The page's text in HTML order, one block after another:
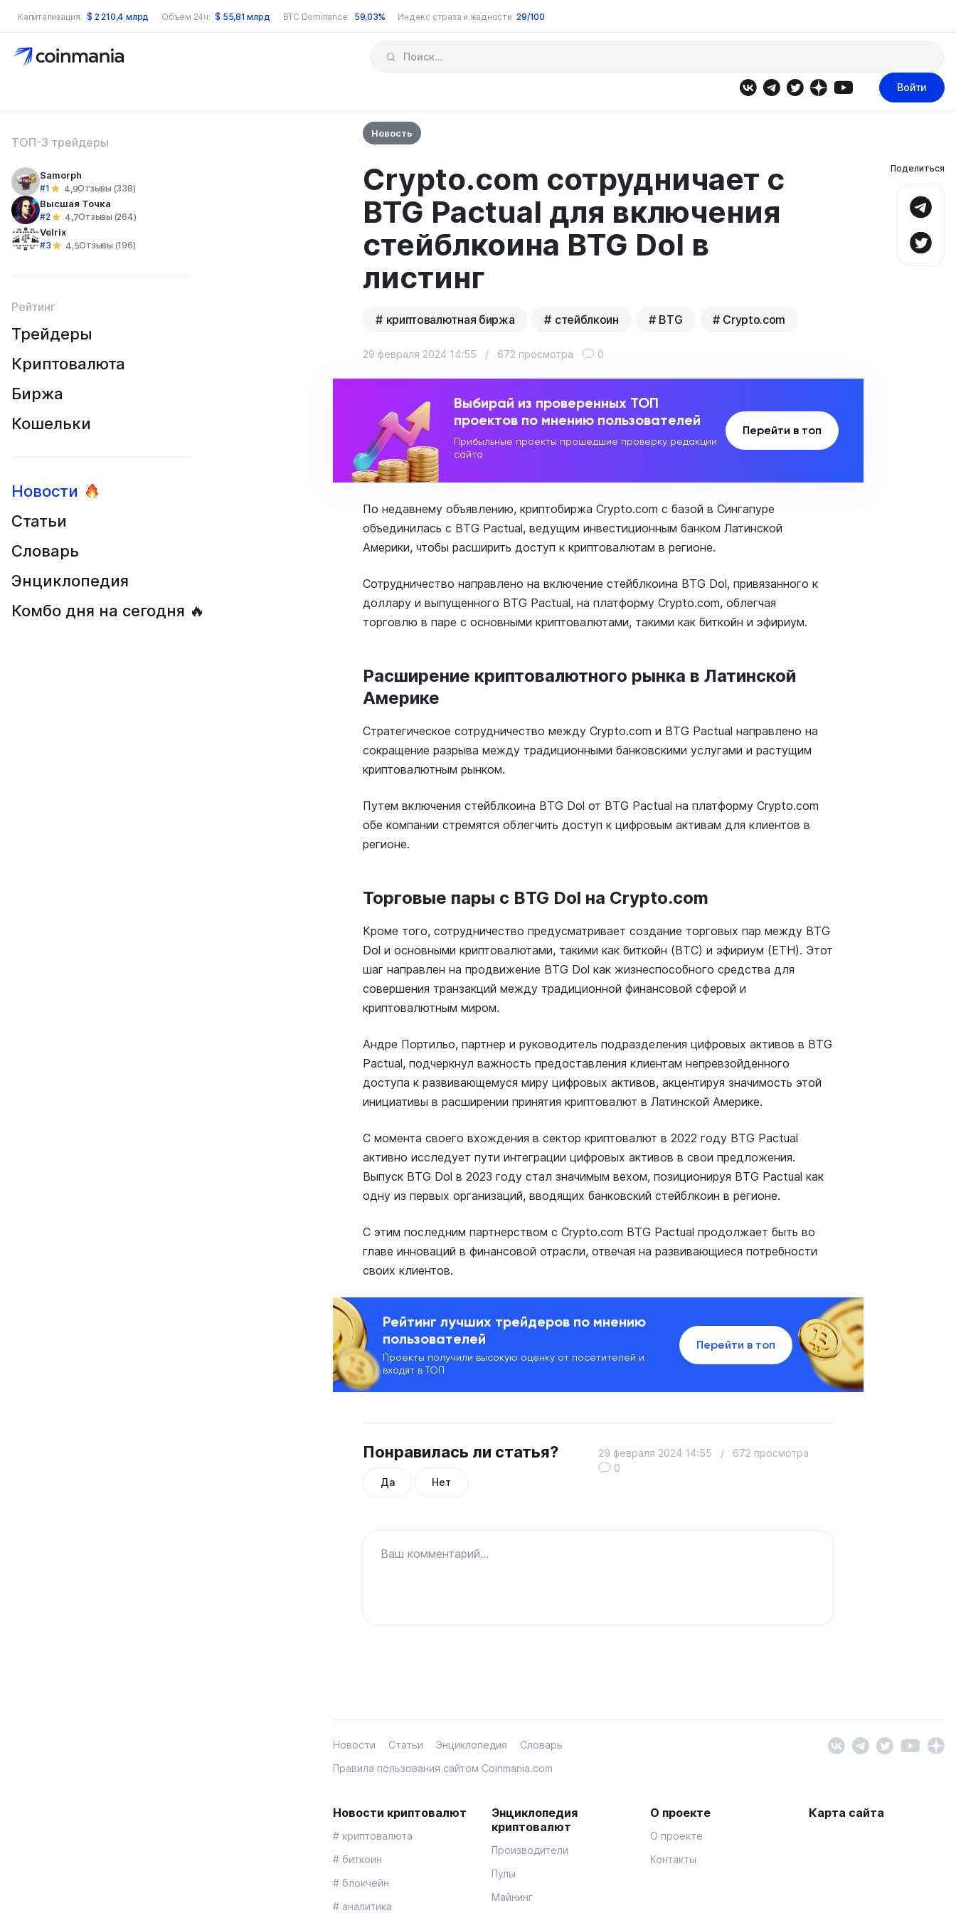
Капитализация: $ 2 210,4 млрд Объем 24ч: $ 55,81 млрд BTC Dominance: 59,03% Индекс страха и жадности 29/100
по сайту
Войти
ТОП-3 трейдеры
Samorph
#1 4,9Отзывы (338)
Высшая Точка
#2 4,7Отзывы (264)
Velrix
#3 4,5Отзывы (196)
Рейтинг
Трейдеры
Криптовалюта
Биржа
Кошельки
Новости
Статьи
Словарь
Энциклопедия
Комбо дня на сегодня 🔥
Новость
Crypto.com сотрудничает с
BTG Pactual для включения
стейблкоина BTG Dol в
листинг
криптовалютная биржа стейблкоин BTG Crypto.com
29 февраля 2024 14:55 / 672 просмотра 0
Выбирай из проверенных ТОП
проектов по мнению пользователей
Прибыльные проекты прошедшие проверку редакции
сайта
Перейти в топ
По недавнему объявлению, криптобиржа Crypto.com с базой в Сингапуре
объединилась с BTG Pactual, ведущим инвестиционным банком Латинской
Америки, чтобы расширить доступ к криптовалютам в регионе.
Сотрудничество направлено на включение стейблкоина BTG Dol, привязанного к
доллару и выпущенного BTG Pactual, на платформу Crypto.com, облегчая
торговлю в паре с основными криптовалютами, такими как биткойн и эфириум.
Расширение криптовалютного рынка в Латинской
Америке
Стратегическое сотрудничество между Crypto.com и BTG Pactual направлено на
сокращение разрыва между традиционными банковскими услугами и растущим
криптовалютным рынком.
Путем включения стейблкоина BTG Dol от BTG Pactual на платформу Crypto.com
обе компании стремятся облегчить доступ к цифровым активам для клиентов в
регионе.
Торговые пары с BTG Dol на Crypto.com
Кроме того, сотрудничество предусматривает создание торговых пар между BTG
Dol и основными криптовалютами, такими как биткойн (BTC) и эфириум (ETH). Этот
шаг направлен на продвижение BTG Dol как жизнеспособного средства для
совершения транзакций между традиционной финансовой сферой и
криптовалютным миром.
Андре Портильо, партнер и руководитель подразделения цифровых активов в BTG
Pactual, подчеркнул важность предоставления клиентам непревзойденного
доступа к развивающемуся миру цифровых активов, акцентируя значимость этой
инициативы в расширении принятия криптовалют в Латинской Америке.
С момента своего вхождения в сектор криптовалют в 2022 году BTG Pactual
активно исследует пути интеграции цифровых активов в свои предложения.
Выпуск BTG Dol в 2023 году стал значимым вехом, позиционируя BTG Pactual как
одну из первых организаций, вводящих банковский стейблкоин в регионе.
С этим последним партнерством с Crypto.com BTG Pactual продолжает быть во
главе инноваций в финансовой отрасли, отвечая на развивающиеся потребности
своих клиентов.
Рейтинг лучших трейдеров по мнению
пользователей
Проекты получили высокую оценку от посетителей и
входят в ТОП
Перейти в топ
Понравилась ли статья?
Да Нет
29 февраля 2024 14:55 /
672 просмотра
0
Ваш комментарий...
Поделиться
Новости Статьи Энциклопедия
Словарь
Правила пользования сайтом Coinmania.com
Новости криптовалют
# криптовалюта
# биткоин
# блокчейн
# аналитика
Энциклопедия
криптовалют
Производители
Пулы
Майнинг
О проекте
О проекте
Контакты
Карта сайта